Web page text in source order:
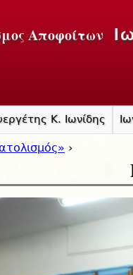
Αποφοίτων
›
Κ. Ιωνίδης